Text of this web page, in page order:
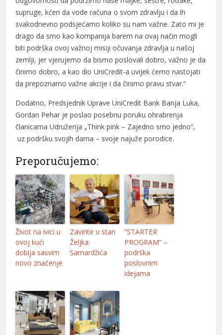
supruge, kćeri da vode računa o svom zdravlju i da ih
svakodnevno podsjećamo koliko su nam važne. Zato mi je
drago da smo kao kompanija barem na ovaj način mogli
biti podrška ovoj važnoj misiji očuvanja zdravlja u našoj
zemlji, jer vjerujemo da bismo poslovali dobro, važno je da
činimo dobro, a kao dio UniCredit-a uvijek ćemo nastojati
da prepoznamo važne akcije i da činimo pravu stvar.“
Dodatno, Predsjednik Uprave UniCredit Bank Banja Luka,
Gordan Pehar je poslao posebnu poruku ohrabrenja
članicama Udruženja „Think pink – Zajedno smo jedno“,
uz podršku svojih dama – svoje najuže porodice.
Preporučujemo:
Život na ivici u
ovoj kući
dobija sasvim
novo značenje
Zavirite u stan
Željka
Samardžića
“STARTER
PROGRAM” –
podrška
poslovnim
idejama